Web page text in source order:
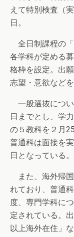
えて特別検査（
日。
全日制課程の「
各学科が定める
格枠を設定。出
志望・意欲などを
一般選抜につ
日までとし、学
の５教科を２月
普通科は面接を
日となっている。
また、海外帰
れており、普通
度、専門学科に
定されている。
以上海外在住」